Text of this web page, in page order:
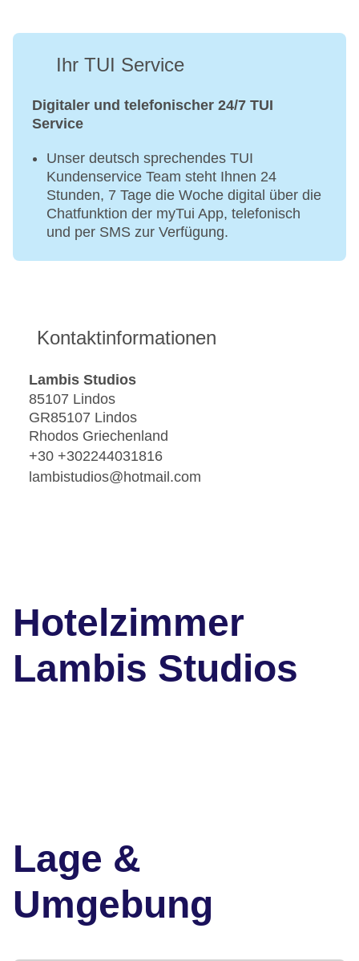
Ihr TUI Service
Digitaler und telefonischer 24/7 TUI
Service
Unser deutsch sprechendes TUI
Kundenservice Team steht Ihnen 24
Stunden, 7 Tage die Woche digital über die
Chatfunktion der myTui App, telefonisch
und per SMS zur Verfügung.
Kontaktinformationen
Lambis Studios
85107 Lindos
GR85107 Lindos
Rhodos Griechenland
+30 +302244031816
lambistudios@hotmail.com
Hotelzimmer
Lambis Studios
Lage &
Umgebung